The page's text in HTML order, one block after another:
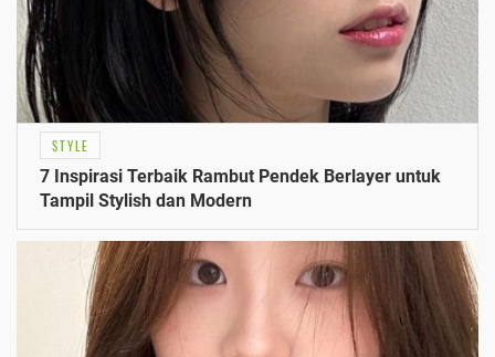
STYLE
7 Inspirasi Terbaik Rambut Pendek Berlayer untuk
Tampil Stylish dan Modern